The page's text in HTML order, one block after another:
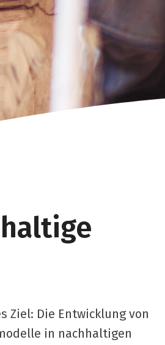
Ziel: Die Entwicklung von
in nachhaltigen